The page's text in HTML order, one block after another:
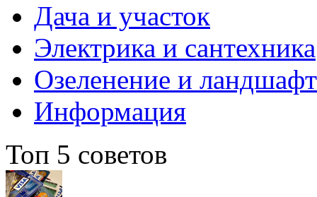
Дача и участок
Электрика и сантехника
Озеленение и
Информация
Топ 5 советов